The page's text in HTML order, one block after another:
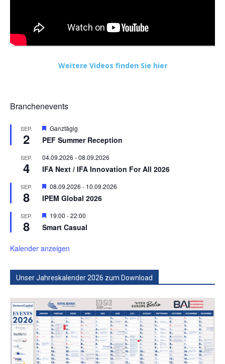
Weitere Videos finden Sie hier
Branchenevents
SEP.
2
Hervorgehoben
Ganztägig
PEF Summer Reception
SEP.
4
04.09.2026 -08.09.2026
IFA Next / IFA Innovation For All 2026
SEP.
8
Hervorgehoben
08.09.2026 - 10.09.2026
IPEM Global 2026
SEP.
8
Hervorgehoben
19:00 -22:00
Smart Casual
Kalender anzeigen
Unser Jahreskalender 2026 zum Download